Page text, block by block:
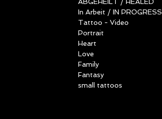
In Arbeit / IN PROGRESS
Tattoo - Video
Portrait
Heart
Love
Family
Fantasy
small tattoos